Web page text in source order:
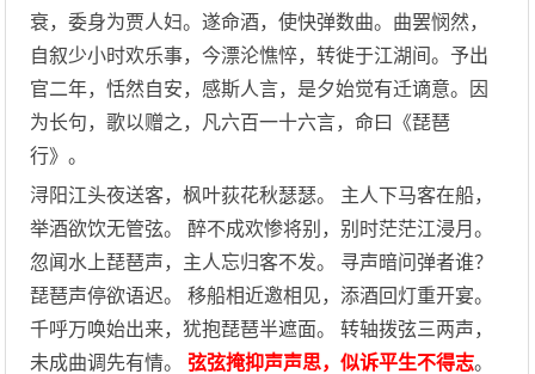
衰，委身为贾人妇。遂命酒，使快弹数曲。曲罢悯然，
自叙少小时欢乐事，今漂沦憔悴，转徙于江湖间。予出
官二年，恬然自安，感斯人言，是夕始觉有迁谪意。因
为长句，歌以赠之，凡六百一十六言，命曰《琵琶
行》。
浔阳江头夜送客，枫叶荻花秋瑟瑟。 主人下马客在船，
举酒欲饮无管弦。 醉不成欢惨将别，别时茫茫江浸月。
忽闻水上琵琶声，主人忘归客不发。 寻声暗问弹者谁？
琵琶声停欲语迟。 移船相近邀相见，添酒回灯重开宴。
千呼万唤始出来，犹抱琵琶半遮面。 转轴拨弦三两声，
未成曲调先有情。 弦弦掩抑声声思，似诉平生不得志。